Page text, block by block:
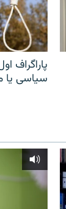
پاراگراف
سیاسی یا